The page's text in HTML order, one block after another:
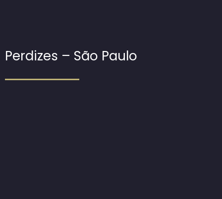
Perdizes – São Paulo